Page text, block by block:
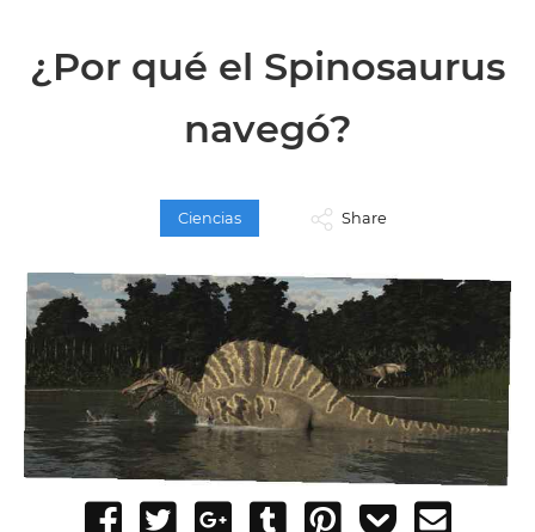
¿Por qué el Spinosaurus
navegó?
Ciencias Share
Share
Tweet
Share
Post
Pin
Add